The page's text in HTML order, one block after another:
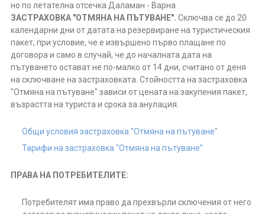
но по летателна отсечка Даламан - Варна .
ЗАСТРАХОВКА "ОТМЯНА НА ПЪТУВАНЕ". Сключва се до 20
календарни дни от датата на резервиране на туристическия
пакет, при условие, че е извършено първо плащане по
договора и само в случай, че до началната дата на
пътуването остават не по-малко от 14 дни, считано от деня
на сключване на застраховката. Стойността на застраховка
"Отмяна на пътуване" зависи от цената на закупения пакет,
възрастта на туриста и срока за анулация.
Общи условия застраховка "Отмяна на пътуване"
Тарифи на застраховка "Отмяна на пътуване"
ПРАВА НА ПОТРЕБИТЕЛИТЕ:
Потребителят има право да прехвърли сключения от него